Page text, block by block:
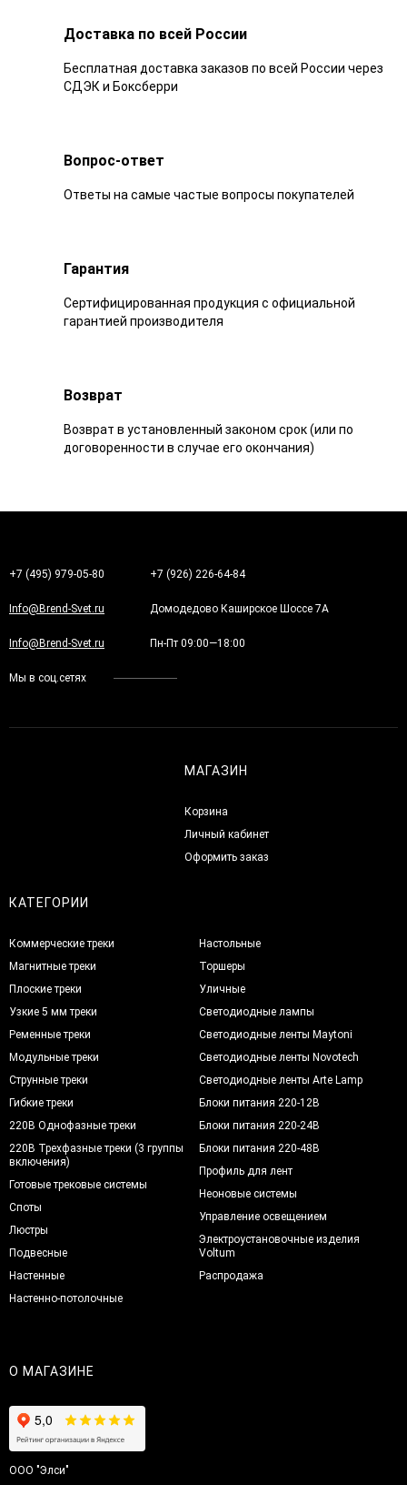
Доставка по всей России
Бесплатная доставка заказов по всей России через
СДЭК и Боксберри
Вопрос-ответ
Ответы на самые частые вопросы покупателей
Гарантия
Сертифицированная продукция с официальной
гарантией производителя
Возврат
Возврат в установленный законом срок (или по
договоренности в случае его окончания)
+7 (495) 979-05-80 +7 (926) 226-64-84
Info@Brend-Svet.ru Домодедово Каширское Шоссе 7А
Info@Brend-Svet.ru Пн-Пт 09:00—18:00
Мы в соц.сетях
МАГАЗИН
Корзина
Личный кабинет
Оформить заказ
КАТЕГОРИИ
Коммерческие треки
Магнитные треки
Плоские треки
Узкие 5 мм треки
Ременные треки
Модульные треки
Струнные треки
Гибкие треки
220В Однофазные треки
220В Трехфазные треки (3 группы
включения)
Готовые трековые системы
Споты
Люстры
Подвесные
Настенные
Настенно-потолочные
Настольные
Торшеры
Уличные
Светодиодные лампы
Светодиодные ленты Maytoni
Светодиодные ленты Novotech
Светодиодные ленты Arte Lamp
Блоки питания 220-12В
Блоки питания 220-24В
Блоки питания 220-48В
Профиль для лент
Неоновые системы
Управление освещением
Электроустановочные изделия
Voltum
Распродажа
О МАГАЗИНЕ
ООО "Элси"